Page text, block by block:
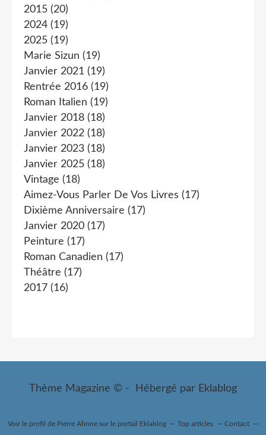
2015 (20)
2024 (19)
2025 (19)
Marie Sizun (19)
Janvier 2021 (19)
Rentrée 2016 (19)
Roman Italien (19)
Janvier 2018 (18)
Janvier 2022 (18)
Janvier 2023 (18)
Janvier 2025 (18)
Vintage (18)
Aimez-Vous Parler De Vos Livres (17)
Dixième Anniversaire (17)
Janvier 2020 (17)
Peinture (17)
Roman Canadien (17)
Théâtre (17)
2017 (16)
Thème Magazine © - Hébergé par Eklablog
Voir le profil de Pierre Ahnnesur le portail Eklablog Top articles Contact